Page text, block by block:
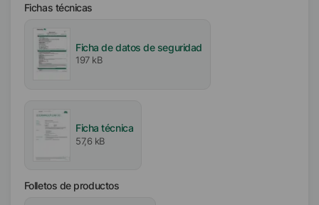
20%
Disponibilidad
EMEA
Intervalo de fusión
Iónico
Fichas técnicas
Ficha de datos de seguridad
197 kB
Ficha técnica
57,6 kB
Folletos de productos